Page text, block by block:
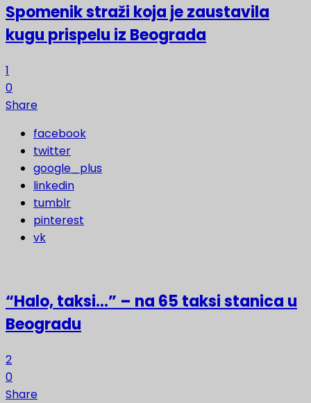
Spomenik straži koja je zaustavila
kugu prispelu iz Beograda
1
0
Share
facebook
twitter
google_plus
linkedin
tumblr
pinterest
vk
“Halo, taksi…” – na 65 taksi stanica u
Beogradu
2
0
Share